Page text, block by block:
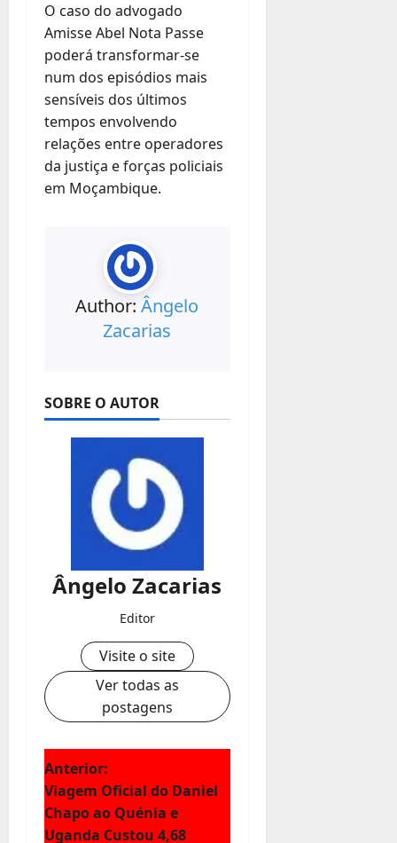
O caso do advogado
Amisse Abel Nota Passe
poderá transformar-se
num dos episódios mais
sensíveis dos últimos
tempos envolvendo
relações entre operadores
da justiça e forças policiais
em Moçambique.
Author: Ângelo
Zacarias
SOBRE O AUTOR
Ângelo Zacarias
Editor
Visite o site
Ver todas as
postagens
N
a
Anterior:
Viagem Oficial do Daniel
Chapo ao Quénia e
Uganda Custou 4,68